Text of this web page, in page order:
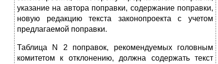
указание на автора поправки, содержание поправки,
новую редакцию текста законопроекта с учетом
предлагаемой поправки.
Таблица N 2 поправок, рекомендуемых головным
комитетом к отклонению, должна содержать текст